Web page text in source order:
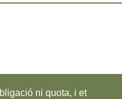
ni quota, i et